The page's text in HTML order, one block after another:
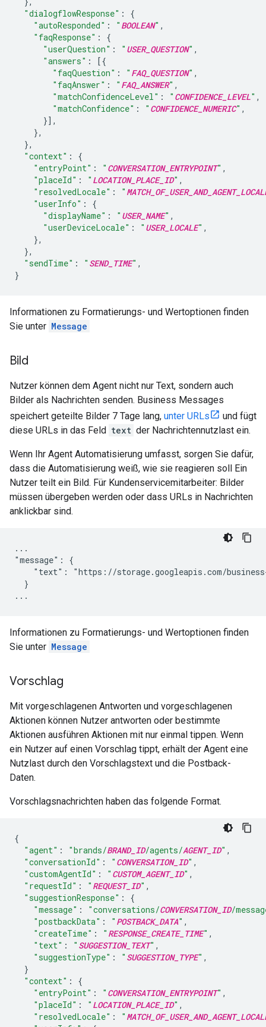
"dialogflowResponse" :
{
"autoResponded" : " BOOLEAN" ,
"faqResponse" :
{
"userQuestion" : " USER_QUESTION" ,
"answers" :
[{
"faqQuestion" : " FAQ_QUESTION" ,
"faqAnswer" : " FAQ_ANSWER" ,
"matchConfidenceLevel" : " CONFIDENCE_LEVEL" ,
"matchConfidence" : " CONFIDENCE_NUMERIC" ,
}],
},
},
"context" :
{
"entryPoint" : " CONVERSATION_ENTRYPOINT" ,
"placeId" : " LOCATION_PLACE_ID" ,
"resolvedLocale" : "
"userInfo" :
{
"displayName" : " USER_NAME" ,
"userDeviceLocale" : " USER_LOCALE" ,
},
},
"sendTime" : " SEND_TIME" ,
}
Informationen zu Formatierungs- und Wertoptionen finden
Sie unter Message
Bild
Nutzer können dem Agent nicht nur Text, sondern auch
Bilder als Nachrichten senden. Business Messages
speichert geteilte Bilder 7 Tage lang, unter URLs
und fügt
diese URLs in das Feld text der Nachrichtennutzlast ein.
Wenn Ihr Agent Automatisierung umfasst, sorgen Sie dafür,
dass die Automatisierung weiß, wie sie reagieren soll Ein
Nutzer teilt ein Bild. Für Kundenservicemitarbeiter: Bilder
müssen übergeben werden oder dass URLs in Nachrichten
anklickbar sind.
...
"message": {
"text": "https://storage.googleapis.com/
  }
Informationen zu Formatierungs- und Wertoptionen finden
Sie unter Message
Vorschlag
Mit vorgeschlagenen Antworten und vorgeschlagenen
Aktionen können Nutzer antworten oder bestimmte
Aktionen ausführen Aktionen mit nur einmal tippen. Wenn
ein Nutzer auf einen Vorschlag tippt, erhält der Agent eine
Nutzlast durch den Vorschlagstext und die Postback-
Daten.
Vorschlagsnachrichten haben das folgende Format.
{
"agent" : "brands/BRAND_ID/agents/AGENT_ID" ,
"conversationId" : " CONVERSATION_ID" ,
"customAgentId" : " CUSTOM_AGENT_ID" ,
"requestId" : " REQUEST_ID" ,
"suggestionResponse" :
{
"message" : "conversations/CONVERSATION_ID/
"postbackData" : " POSTBACK_DATA" ,
"createTime" : " RESPONSE_CREATE_TIME" ,
"text" : " SUGGESTION_TEXT" ,
"suggestionType" : " SUGGESTION_TYPE" ,
}
"context" :
{
"entryPoint" : " CONVERSATION_ENTRYPOINT" ,
"placeId" : " LOCATION_PLACE_ID" ,
"resolvedLocale" : "